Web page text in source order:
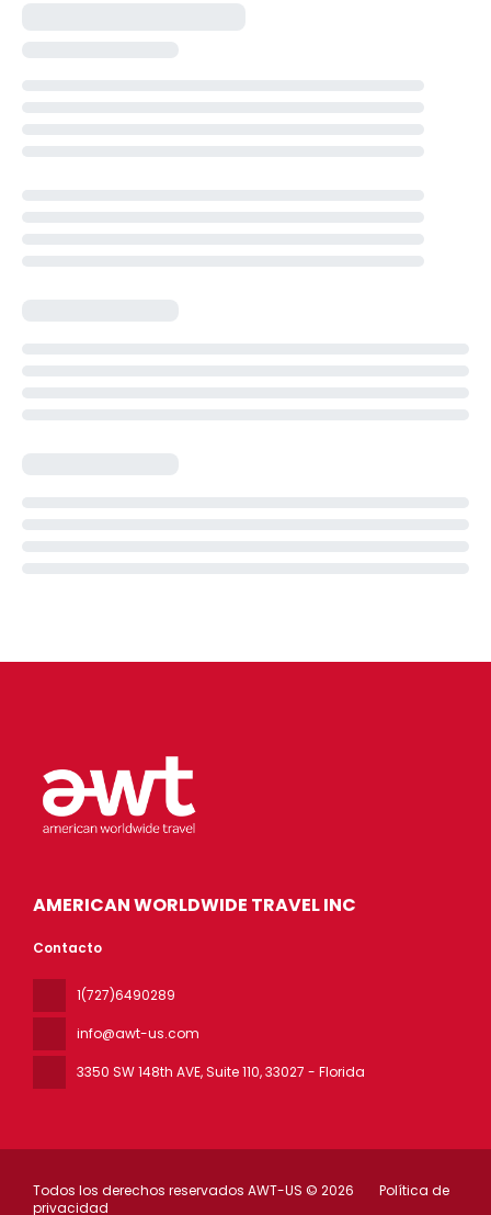
AMERICAN WORLDWIDE TRAVEL INC
Contacto
1(727)6490289
info@awt-us.com
3350 SW 148th AVE, Suite 110, 33027 - Florida
Todos los derechos reservados AWT-US © 2026
Política de
privacidad